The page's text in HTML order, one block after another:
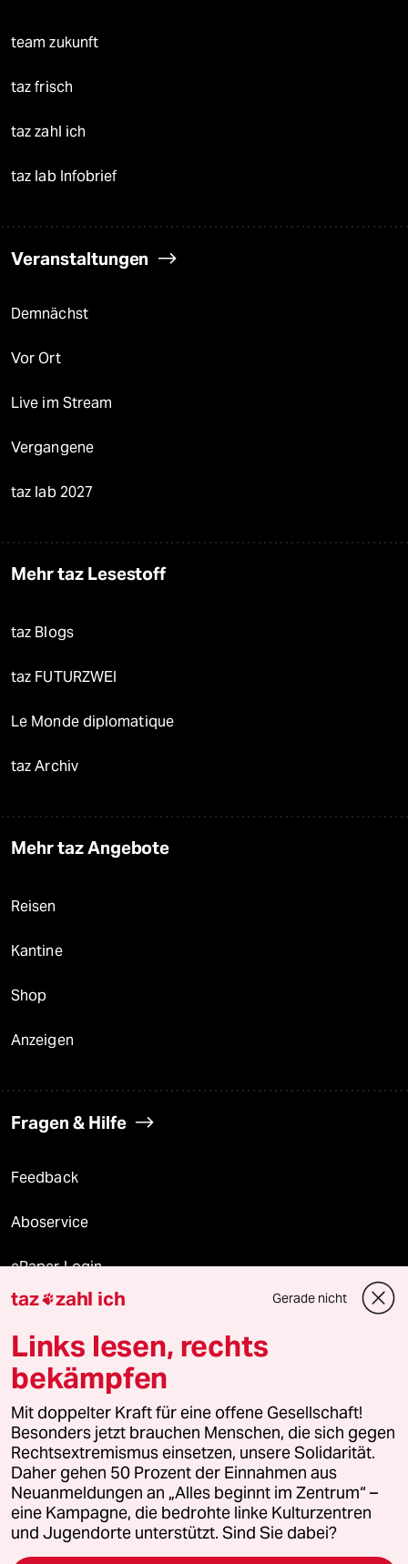
team zukunft
taz frisch
taz zahl ich
taz lab Infobrief
Veranstaltungen
Demnächst
Vor Ort
Live im Stream
Vergangene
taz lab 2027
Mehr taz Lesestoff
taz Blogs
taz FUTURZWEI
Le Monde diplomatique
taz Archiv
Mehr taz Angebote
Reisen
Kantine
Shop
Anzeigen
Fragen & Hilfe
Feedback
Aboservice
ePaper Login
Downloads für Abonnierende
© 2026 taz Verlags und Vertriebs GmbH
Alle Rechte vorbehalten. Bei rechtlichen Fragen oder für Genehmigungen
wenden Sie sich bitte an
lizenzen@taz.de
Feedback Redaktionsstatut Kommune-Richtlinien
Leitlinie Informant Datenschutz Impressum AGB
taz zahl ich Gerade nicht
Links lesen, rechts
bekämpfen
Mit doppelter Kraft für eine offene Gesellschaft!
Besonders jetzt brauchen Menschen, die sich gegen
Rechtsextremismus einsetzen, unsere Solidarität.
Daher gehen 50 Prozent der Einnahmen aus
Neuanmeldungen an „Alles beginnt im Zentrum“ –
eine Kampagne, die bedrohte linke Kulturzentren
und Jugendorte unterstützt. Sind Sie dabei?